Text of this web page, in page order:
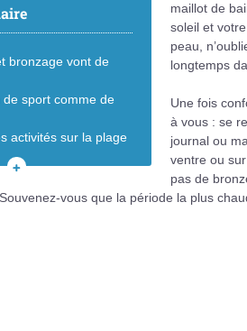
bronzage vont de
sport comme de
activités sur la plage
TOUT
maillot de
soleil et
peau,
longtemps
Une fois
à vous : se
journal ou
ventre ou
pas de
vous que la période la plus